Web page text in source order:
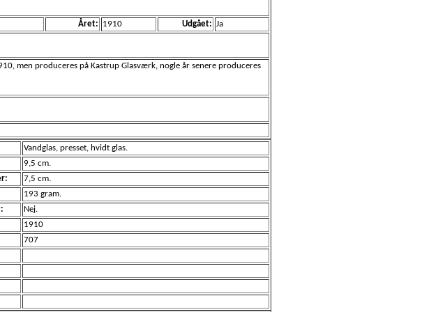
Året: 1910 Udgået: Ja
men produceres på Kastrup Glasværk, nogle år senere produceres
Vandglas, presset, hvidt glas.
9,5 cm.
7,5 cm.
193 gram.
Nej.
1910
707